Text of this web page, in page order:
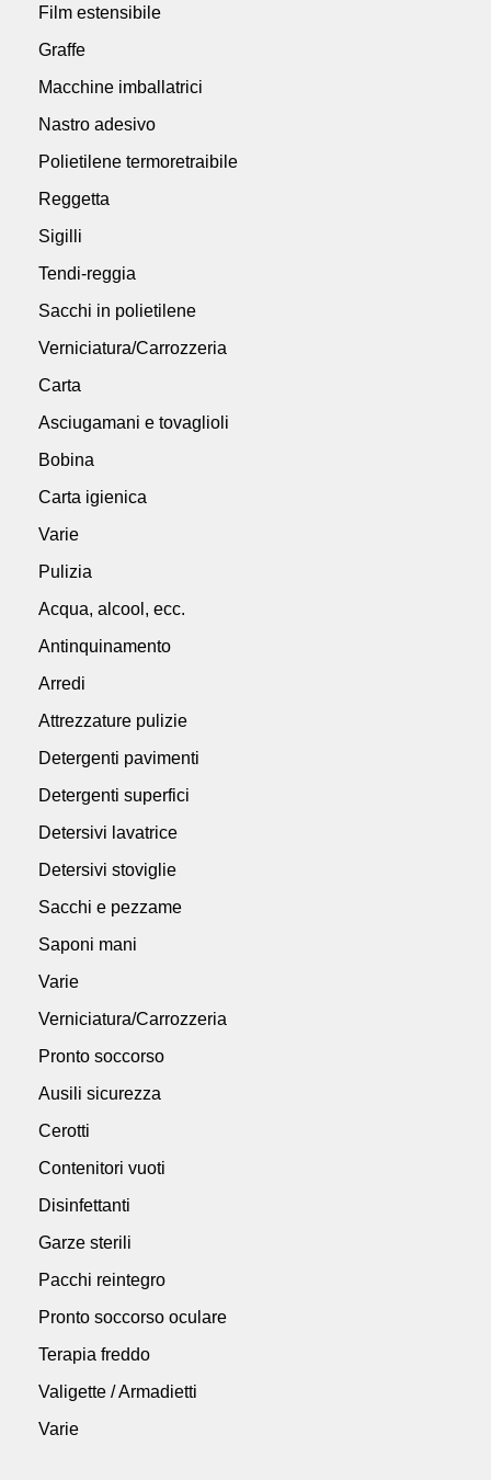
Film estensibile
Graffe
Macchine imballatrici
Nastro adesivo
Polietilene termoretraibile
Reggetta
Sigilli
Tendi-reggia
Sacchi in polietilene
Verniciatura/Carrozzeria
Carta
Asciugamani e tovaglioli
Bobina
Carta igienica
Varie
Pulizia
Acqua, alcool, ecc.
Antinquinamento
Arredi
Attrezzature pulizie
Detergenti pavimenti
Detergenti superfici
Detersivi lavatrice
Detersivi stoviglie
Sacchi e pezzame
Saponi mani
Varie
Verniciatura/Carrozzeria
Pronto soccorso
Ausili sicurezza
Cerotti
Contenitori vuoti
Disinfettanti
Garze sterili
Pacchi reintegro
Pronto soccorso oculare
Terapia freddo
Valigette / Armadietti
Varie